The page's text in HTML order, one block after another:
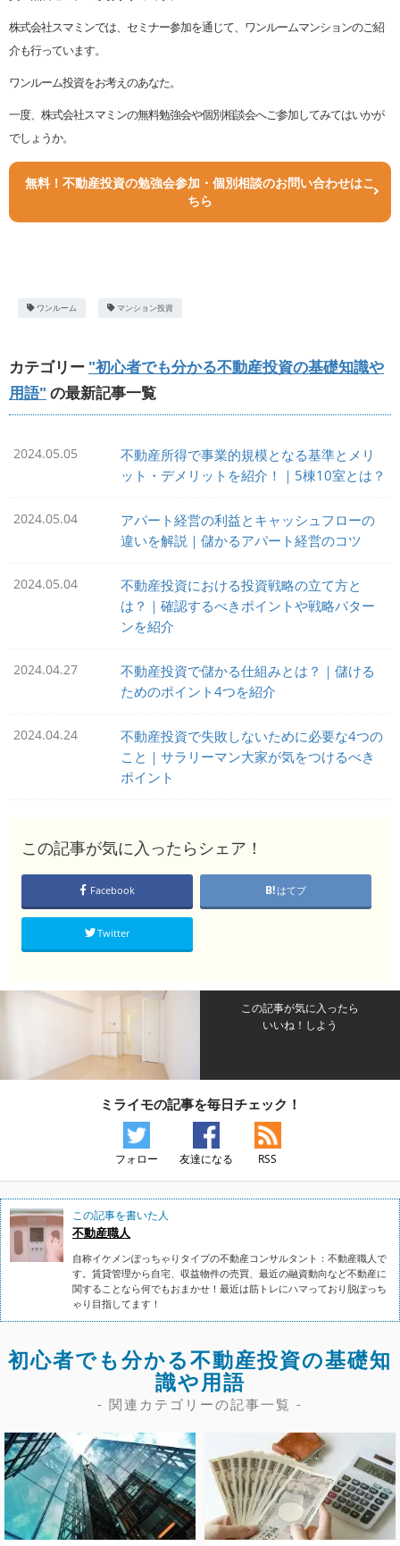
株式会社スマミンでは、セミナー参加を通じて、ワンルームマンションのご紹
介も行っています。
ワンルーム投資をお考えのあなた。
一度、株式会社スマミンの無料勉強会や個別相談会へご参加してみてはいかが
でしょうか。
無料！不動産投資の勉強会参加・個別相談のお問い合わせはこ
ちら
ワンルーム マンション投資
カテゴリー "初心者でも分かる不動産投資の基礎知識や
用語" の最新記事一覧
2024.05.05
不動産所得で事業的規模となる基準とメリ
ット・デメリットを紹介！｜5棟10室とは？
2024.05.04
アパート経営の利益とキャッシュフローの
違いを解説｜儲かるアパート経営のコツ
2024.05.04
不動産投資における投資戦略の立て方と
は？｜確認するべきポイントや戦略パター
ンを紹介
2024.04.27
不動産投資で儲かる仕組みとは？｜儲ける
ためのポイント4つを紹介
2024.04.24
不動産投資で失敗しないために必要な4つの
こと｜サラリーマン大家が気をつけるべき
ポイント
この記事が気に入ったらシェア！
Facebook はてブ
Twitter
この記事が気に入ったら
いいね！しよう
ミライモの記事を毎日チェック！
フォロー 友達になる RSS
この記事を書いた人
不動産職人
自称イケメンぽっちゃりタイプの不動産コンサルタント：不動産職人で
す。賃貸管理から自宅、収益物件の売買、最近の融資動向など不動産に
関することなら何でもおまかせ！最近は筋トレにハマっており脱ぽっち
ゃり目指してます！
初心者でも分かる不動産投資の基礎知
識や用語
- 関連カテゴリーの記事一覧 -